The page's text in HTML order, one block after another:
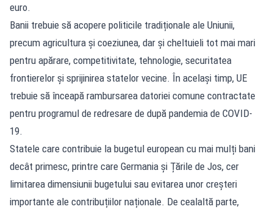
euro.
Banii trebuie să acopere politicile tradiționale ale Uniunii,
precum agricultura și coeziunea, dar și cheltuieli tot mai mari
pentru apărare, competitivitate, tehnologie, securitatea
frontierelor și sprijinirea statelor vecine. În același timp, UE
trebuie să înceapă rambursarea datoriei comune contractate
pentru programul de redresare de după pandemia de COVID-
19.
Statele care contribuie la bugetul european cu mai mulți bani
decât primesc, printre care Germania și Țările de Jos, cer
limitarea dimensiunii bugetului sau evitarea unor creșteri
importante ale contribuțiilor naționale. De cealaltă parte,